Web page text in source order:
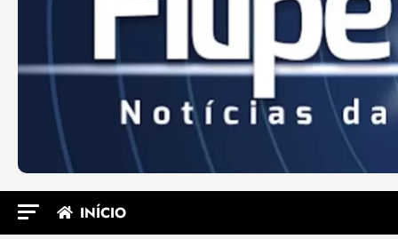
INÍCIO